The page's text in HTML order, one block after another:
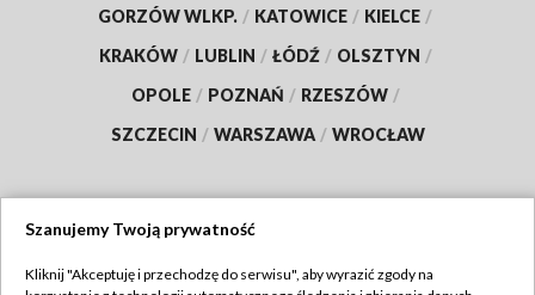
GORZÓW WLKP. / KATOWICE / KIELCE /
KRAKÓW / LUBLIN / ŁÓDŹ / OLSZTYN /
OPOLE / POZNAŃ / RZESZÓW /
SZCZECIN / WARSZAWA / WROCŁAW
Szanujemy Twoją prywatność
Kliknij "Akceptuję i przechodzę do serwisu", aby wyrazić zgody na